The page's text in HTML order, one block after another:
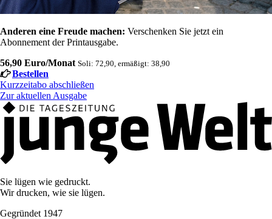
Anderen eine Freude machen: Verschenken Sie jetzt ein
Abonnement der Printausgabe.
56,90 Euro/Monat Soli: 72,90, ermäßigt: 38,90
Bestellen
Kurzzeitabo abschließen
Zur aktuellen Ausgabe
Sie lügen wie gedruckt.
Wir drucken, wie sie lügen.
Gegründet 1947